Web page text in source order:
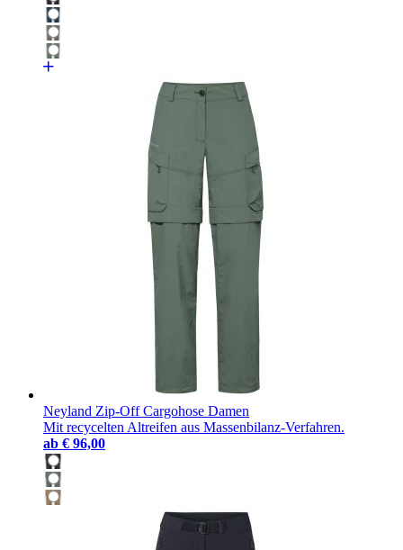
Neyland Zip-Off Cargohose Damen
Mit recycelten Altreifen aus Massenbilanz-Verfahren.
ab € 96,00